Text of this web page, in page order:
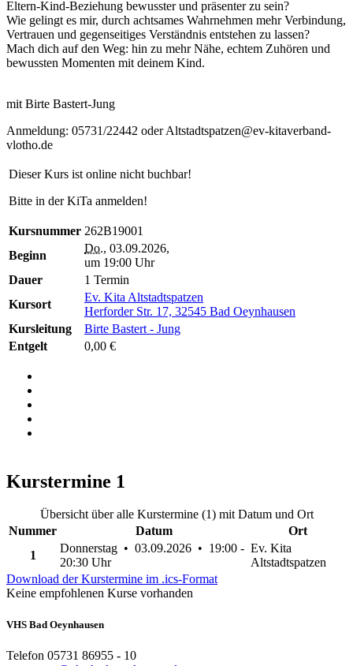
Eltern-Kind-Beziehung bewusster und präsenter zu sein?
Wie gelingt es mir, durch achtsames Wahrnehmen mehr Verbindung,
Vertrauen und gegenseitiges Verständnis entstehen zu lassen?
Mach dich auf den Weg: hin zu mehr Nähe, echtem Zuhören und
bewussten Momenten mit deinem Kind.
mit Birte Bastert-Jung
Anmeldung: 05731/22442 oder Altstadtspatzen@ev-kitaverband-
vlotho.de
Dieser Kurs ist online nicht buchbar!
Bitte in der KiTa anmelden!
Kursnummer 262B19001
Beginn
Do., 03.09.2026,
um 19:00 Uhr
Dauer
1 Termin
Kursort
Ev. Kita Altstadtspatzen
Herforder Str. 17, 32545 Bad Oeynhausen
Kursleitung
Birte Bastert - Jung
Entgelt
0,00 €
Kurstermine 1
Übersicht über alle Kurstermine (1) mit Datum und Ort
Nummer
Datum
Ort
1
Donnerstag • 03.09.2026 • 19:00 -
20:30 Uhr
Ev. Kita
Altstadtspatzen
Download der Kurstermine im .ics-Format
Keine empfohlenen Kurse vorhanden
VHS Bad Oeynhausen
Telefon 05731 86955 - 10